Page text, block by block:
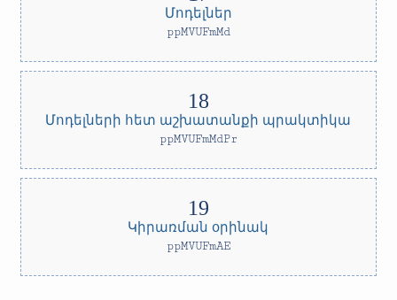
Մոդելներ
ppMVUFmMd
Մոդելների հետ աշխատանքի պրակտիկա
ppMVUFmMdPr
Կիրառման օրինակ
ppMVUFmAE